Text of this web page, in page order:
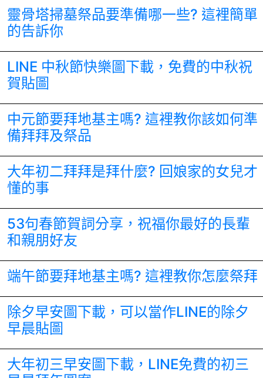
靈骨塔掃墓祭品要準備哪一些? 這裡簡單
的告訴你
LINE 中秋節快樂圖下載，免費的中秋祝
賀貼圖
中元節要拜地基主嗎? 這裡教你該如何準
備拜拜及祭品
大年初二拜拜是拜什麼? 回娘家的女兒才
懂的事
53句春節賀詞分享，祝福你最好的長輩
和親朋好友
端午節要拜地基主嗎? 這裡教你怎麼祭拜
除夕早安圖下載，可以當作LINE的除夕
早晨貼圖
大年初三早安圖下載，LINE免費的初三